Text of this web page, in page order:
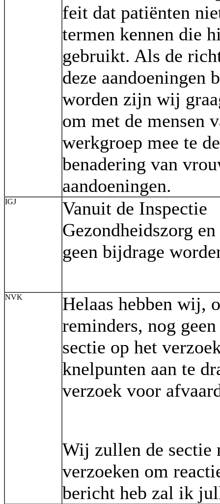
feit dat patiënten
termen kennen die
gebruikt. Als de
deze aandoeningen
worden zijn wij
om met de mensen
werkgroep mee te
benadering van
aandoeningen.
IGJ
Vanuit de Inspectie
Gezondheidszorg
geen bijdrage
NVK
Helaas hebben wij,
reminders, nog
sectie op het
knelpunten aan te
verzoek voor
Wij zullen de sectie
verzoeken om
bericht heb zal ik